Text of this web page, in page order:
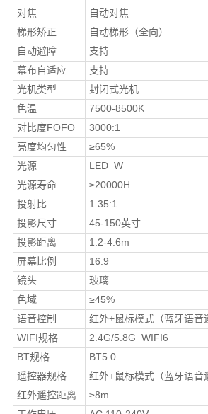
对焦
自动对焦
梯形矫正
自动梯形（全向）
自动避障
支持
幕布自适应
支持
光机类型
封闭式光机
色温
7500-8500K
对比度FOFO
3000:1
亮度均匀性
≥65%
光源
LED_W
光源寿命
≥20000H
投射比
1.35:1
投影尺寸
45-150英寸
投影距离
1.2-4.6m
屏幕比例
16:9
镜头
玻璃
色域
≥45%
语音控制
红外+鼠标模式（蓝牙语音
WIFI规格
2.4G/5.8G WIFI6
BT规格
BT5.0
遥控器规格
红外+鼠标模式（蓝牙语音
红外遥控距离
≥8m